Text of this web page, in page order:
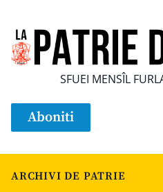
SFUEI MENSÎL
Aboniti
ARCHIVI DE PATRIE